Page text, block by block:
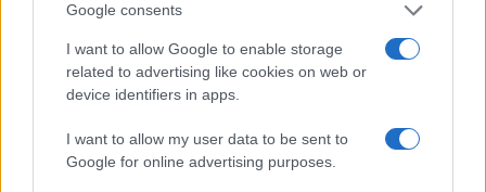
Google consents
I want to allow Google to enable storage
related to advertising like cookies on web or
device identifiers in apps.
I want to allow my user data to be sent to
Google for online advertising purposes.